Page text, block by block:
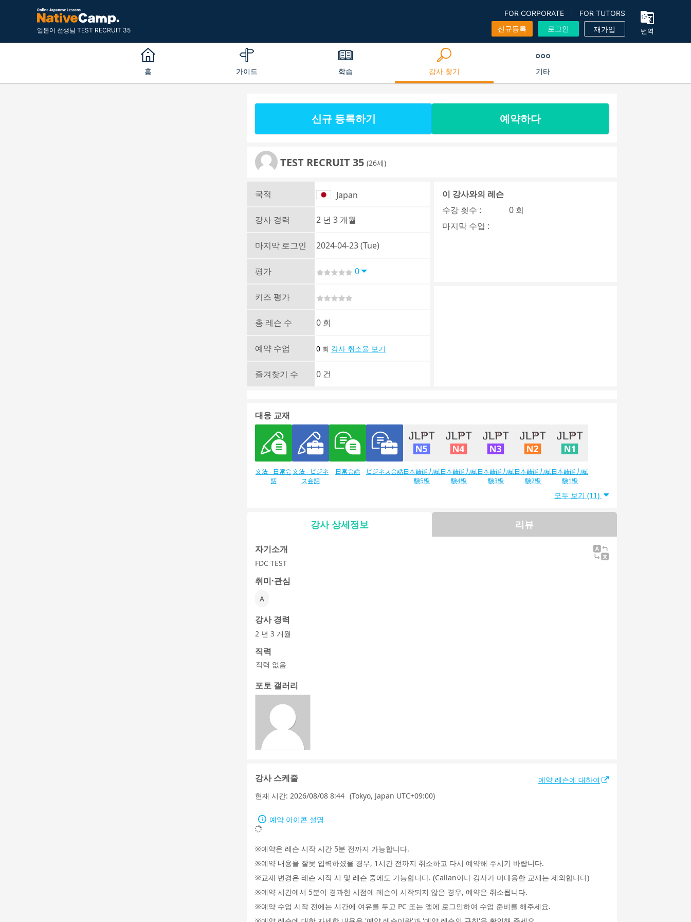
일본어 선생님 TEST RECRUIT 35
FOR CORPORATE
FOR TUTORS
신규등록
로그인 재가입 번역
홈 가이드 학습 강사 찾기 기타
신규 등록하기 예약하다
TEST RECRUIT 35 (26세)
국적 Japan
강사 경력 2 년 3 개월
마지막 로그인 2024-04-23 (Tue)
평가 0
키즈 평가
총 레슨 수 0 회
예약 수업 0 회 강사 취소율 보기
즐겨찾기 수 0 건
이 강사와의 레슨
수강 횟수 :
0 회
마지막 수업 :
대응 교재
文法 - 日常会
話
文法 - ビジネ
ス会話
日常会話 ビジネス会話日本語能力試
験5級
日本語能力試
験4級
日本語能力試
験3級
日本語能力試
験2級
日本語能力試
験1級
デイリートピ
모두 보기 (11)
강사 상세정보 리뷰
자기소개
FDC TEST
취미·관심
A
강사 경력
2 년 3 개월
직력
직력 없음
포토 갤러리
강사 스케줄
예약 레슨에 대하여
현재 시간: 2026/08/08 8:44 (Tokyo, Japan UTC+09:00)
예약 아이콘 설명
예약은 레슨 시작 시간 5분 전까지 가능합니다.
예약 내용을 잘못 입력하셨을 경우, 1시간 전까지 취소하고 다시 예약해 주시기 바랍니다.
교재 변경은 레슨 시작 시 및 레슨 중에도 가능합니다. (Callan이나 강사가 미대응한 교재는 제외합니다)
예약 시간에서 5분이 경과한 시점에 레슨이 시작되지 않은 경우, 예약은 취소됩니다.
예약 수업 시작 전에는 시간에 여유를 두고 PC 또는 앱에 로그인하여 수업 준비를 해주세요.